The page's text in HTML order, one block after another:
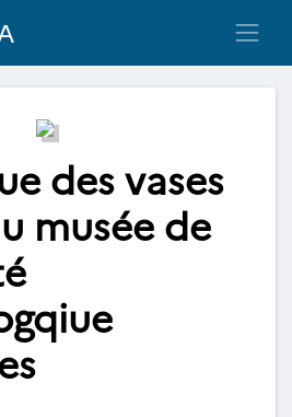
des vases
musée de